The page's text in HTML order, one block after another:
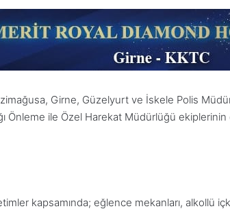
Girne, Güzelyurt ve İskele Polis
Önleme ile Özel Harekat Müdürlüğü ekiplerinin
kapsamında; eğlence mekanları, alkollü